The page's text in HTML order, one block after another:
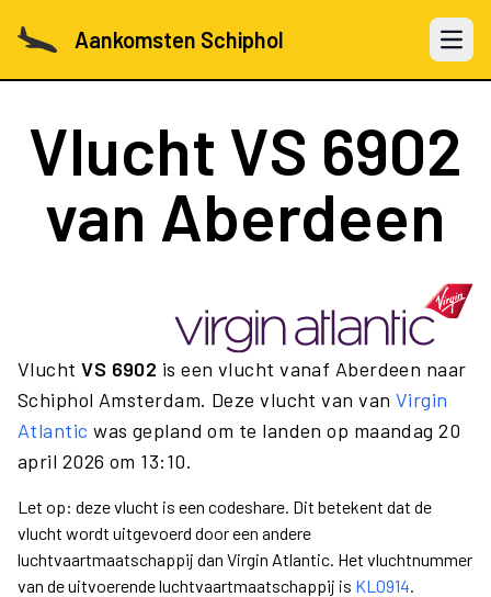
Aankomsten Schiphol Open
Vlucht VS 6902
van Aberdeen
VluchtVS 6902 is een vlucht vanaf Aberdeen naar
Schiphol Amsterdam. Deze vlucht van vanVirgin
Atlantic was gepland om te landen op maandag 20
april 2026 om 13:10.
Let op: deze vlucht is een codeshare. Dit betekent dat de
vlucht wordt uitgevoerd door een andere
luchtvaartmaatschappij dan Virgin Atlantic. Het vluchtnummer
van de uitvoerende luchtvaartmaatschappij is KL0914.